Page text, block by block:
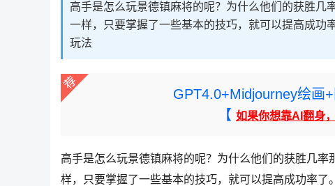
高手是怎么玩景德镇麻将的呢？为什么他们的获胜
一样，只要掌握了一些基本的技巧，就可以提高成功
玩法
GPT4.0+Midjourney绘画
【 如果你想靠AI翻身
高手是怎么玩景德镇麻将的呢？为什么他们的获胜几
样，只要掌握了一些基本的技巧，就可以提高成功率了